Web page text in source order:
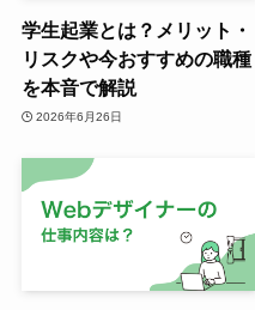
学生起業とは？メリット・
リスクや今おすすめの職種
を本音で解説
2026年6月26日